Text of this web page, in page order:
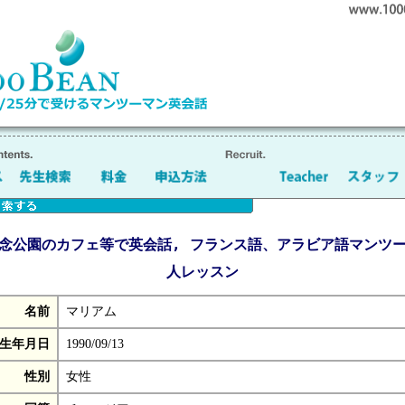
公園のカフェ等で英会話, フランス語、アラビア語マンツ
人レッスン
名前 マリアム
生年月日 1990/09/13
性別 女性